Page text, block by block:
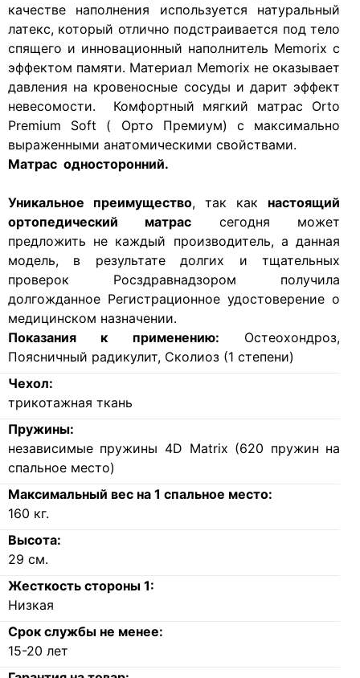
качестве наполнения используется натуральный
латекс, который отлично подстраивается под тело
спящего и инновационный наполнитель Memorix с
эффектом памяти. Материал Memorix не оказывает
давления на кровеносные сосуды и дарит эффект
невесомости. Комфортный мягкий матрас Orto
Premium Soft ( Орто Премиум) с максимально
выраженными анатомическими свойствами.
Матрас односторонний.
Уникальное преимущество, так как настоящий
ортопедический матрас сегодня может
предложить не каждый производитель, а данная
модель, в результате долгих и тщательных
проверок Росздравнадзором получила
долгожданное Регистрационное удостоверение о
медицинском назначении.
Показания к применению: Остеохондроз,
Поясничный радикулит, Сколиоз (1 степени)
Чехол:
трикотажная ткань
Пружины:
независимые пружины 4D Matrix (620 пружин на
спальное место)
Максимальный вес на 1 спальное место:
160 кг.
Высота:
29 см.
Жесткость стороны 1:
Низкая
Срок службы не менее:
15-20 лет